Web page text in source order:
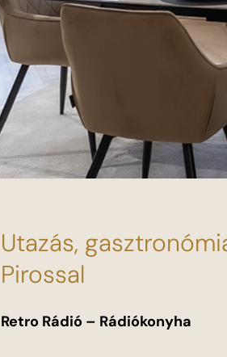
Utazás,
Pirossal
Retro Rádió – Rádiókonyha